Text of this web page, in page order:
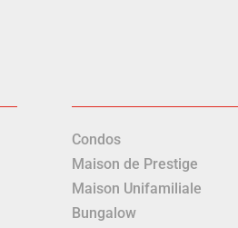
Condos
Maison de Prestige
Maison Unifamiliale
Bungalow